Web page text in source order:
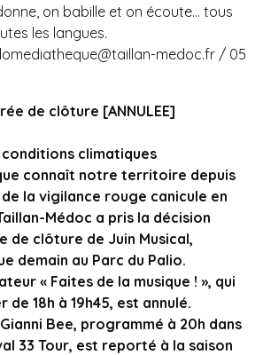
on babille et on écoute… tous
les langues.
medoc.fr / 05
de clôture [ANNULEE]
climatiques
connaît notre territoire depuis
la vigilance rouge canicule en
Médoc a pris la décision
de clôture de Juin Musical,
demain au Parc du Palio.
« Faites de la musique ! », qui
18h à 19h45, est annulé.
Bee, programmé à 20h dans
33 Tour, est reporté à la saison